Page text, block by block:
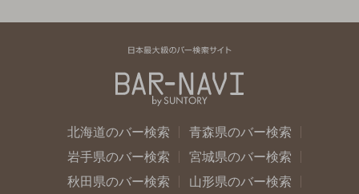
北海道のバー検索
青森県のバー検索
岩手県のバー検索
宮城県のバー検索
秋田県のバー検索
山形県のバー検索